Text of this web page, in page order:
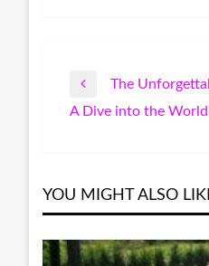
Post
Previous
Post
The
Next
A Dive into the
YOU MIGHT ALSO